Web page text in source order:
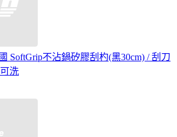
SoftGrip不沾鍋矽膠刮杓(黑30cm) / 刮刀
洗